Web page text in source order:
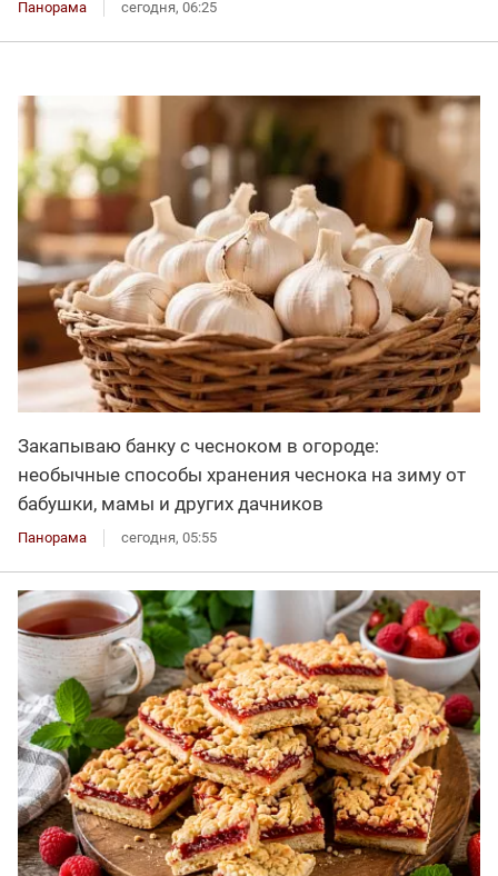
Панорама сегодня, 06:25
Закапываю банку с чесноком в огороде:
необычные способы хранения чеснока на зиму от
бабушки, мамы и других дачников
Панорама сегодня, 05:55